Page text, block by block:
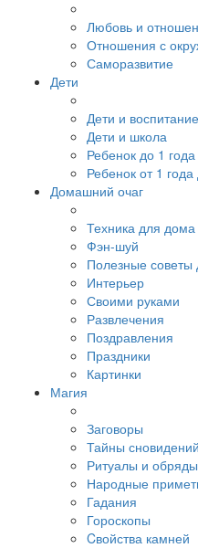
Любовь и
Отношения с
Саморазвитие
Дети
Дети и
Дети и школа
Ребенок до 1 года
Ребенок от 1
Домашний очаг
Техника для дома
Фэн-шуй
Полезные
Интерьер
Своими руками
Развлечения
Поздравления
Праздники
Картинки
Магия
Заговоры
Тайны сновидений
Ритуалы и обряды
Народные
Гадания
Гороскопы
Cвойства камней